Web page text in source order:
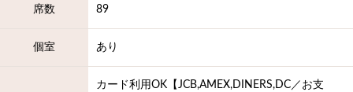
席数 89
個室 あり
カード利用OK【JCB,AMEX,DINERS,DC／お支